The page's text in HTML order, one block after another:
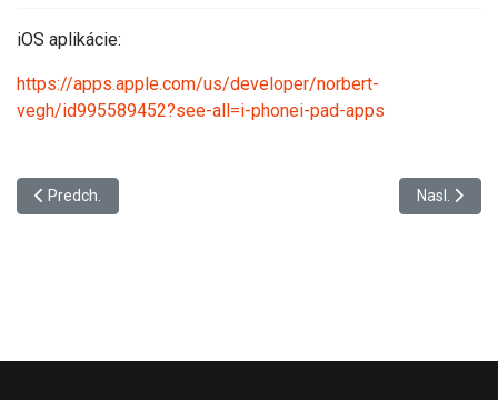
iOS aplikácie:
https://apps.apple.com/us/developer/norbert-
vegh/id995589452?see-all=i-phonei-pad-apps
Predchádzajúci článok: PWA aplikácie
Predch. Nasl.